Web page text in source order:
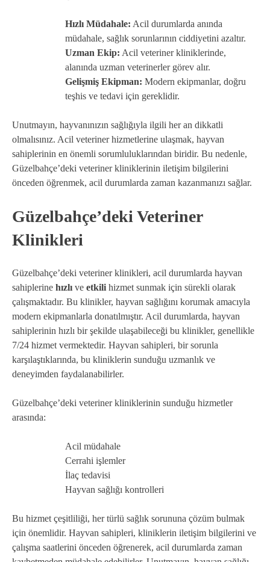
Hızlı Müdahale: Acil durumlarda anında
müdahale, sağlık sorunlarının ciddiyetini azaltır.
Uzman Ekip: Acil veteriner kliniklerinde,
alanında uzman veterinerler görev alır.
Gelişmiş Ekipman: Modern ekipmanlar, doğru
teşhis ve tedavi için gereklidir.
Unutmayın, hayvanınızın sağlığıyla ilgili her an dikkatli
olmalısınız. Acil veteriner hizmetlerine ulaşmak, hayvan
sahiplerinin en önemli sorumluluklarından biridir. Bu nedenle,
Güzelbahçe’deki veteriner kliniklerinin iletişim bilgilerini
önceden öğrenmek, acil durumlarda zaman kazanmanızı sağlar.
Güzelbahçe’deki Veteriner
Klinikleri
Güzelbahçe’deki veteriner klinikleri, acil durumlarda hayvan
sahiplerine hızlı ve etkili hizmet sunmak için sürekli olarak
çalışmaktadır. Bu klinikler, hayvan sağlığını korumak amacıyla
modern ekipmanlarla donatılmıştır. Acil durumlarda, hayvan
sahiplerinin hızlı bir şekilde ulaşabileceği bu klinikler, genellikle
7/24 hizmet vermektedir. Hayvan sahipleri, bir sorunla
karşılaştıklarında, bu kliniklerin sunduğu uzmanlık ve
deneyimden faydalanabilirler.
Güzelbahçe’deki veteriner kliniklerinin sunduğu hizmetler
arasında:
Acil müdahale
Cerrahi işlemler
İlaç tedavisi
Hayvan sağlığı kontrolleri
Bu hizmet çeşitliliği, her türlü sağlık sorununa çözüm bulmak
için önemlidir. Hayvan sahipleri, kliniklerin iletişim bilgilerini ve
çalışma saatlerini önceden öğrenerek, acil durumlarda zaman